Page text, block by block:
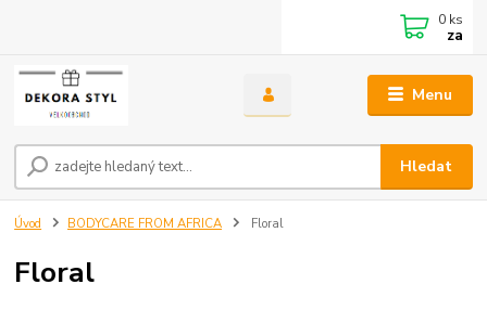
Menu
Hledat
0 ks
za
Úvod BODYCARE FROM AFRICA Floral
Floral